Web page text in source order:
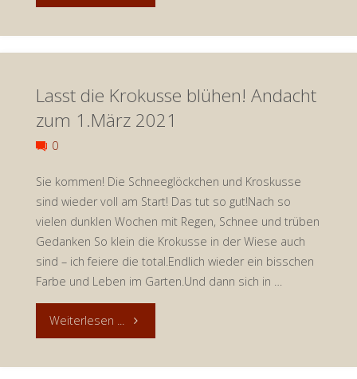
Musikantenstadel
und
Justizskandal
Andacht
zum
5.
Lasst die Krokusse blühen! Andacht
zum 1.März 2021
0
Sie kommen! Die Schneeglöckchen und Kroskusse
sind wieder voll am Start! Das tut so gut!Nach so
vielen dunklen Wochen mit Regen, Schnee und trüben
Gedanken So klein die Krokusse in der Wiese auch
sind – ich feiere die total.Endlich wieder ein bisschen
Farbe und Leben im Garten.Und dann sich in …
Weiterlesen ... "Lasst